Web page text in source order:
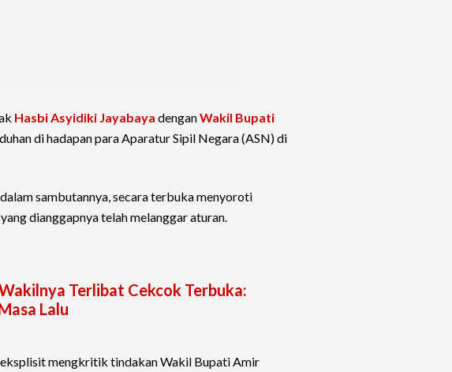
Hasbi Asyidiki Jayabaya denganWakil Bupati
di hadapan para Aparatur Sipil Negara (ASN) di
sambutannya, secara terbuka menyoroti
dianggapnya telah melanggar aturan.
Terlibat Cekcok Terbuka:
Lalu
mengkritik tindakan Wakil Bupati Amir